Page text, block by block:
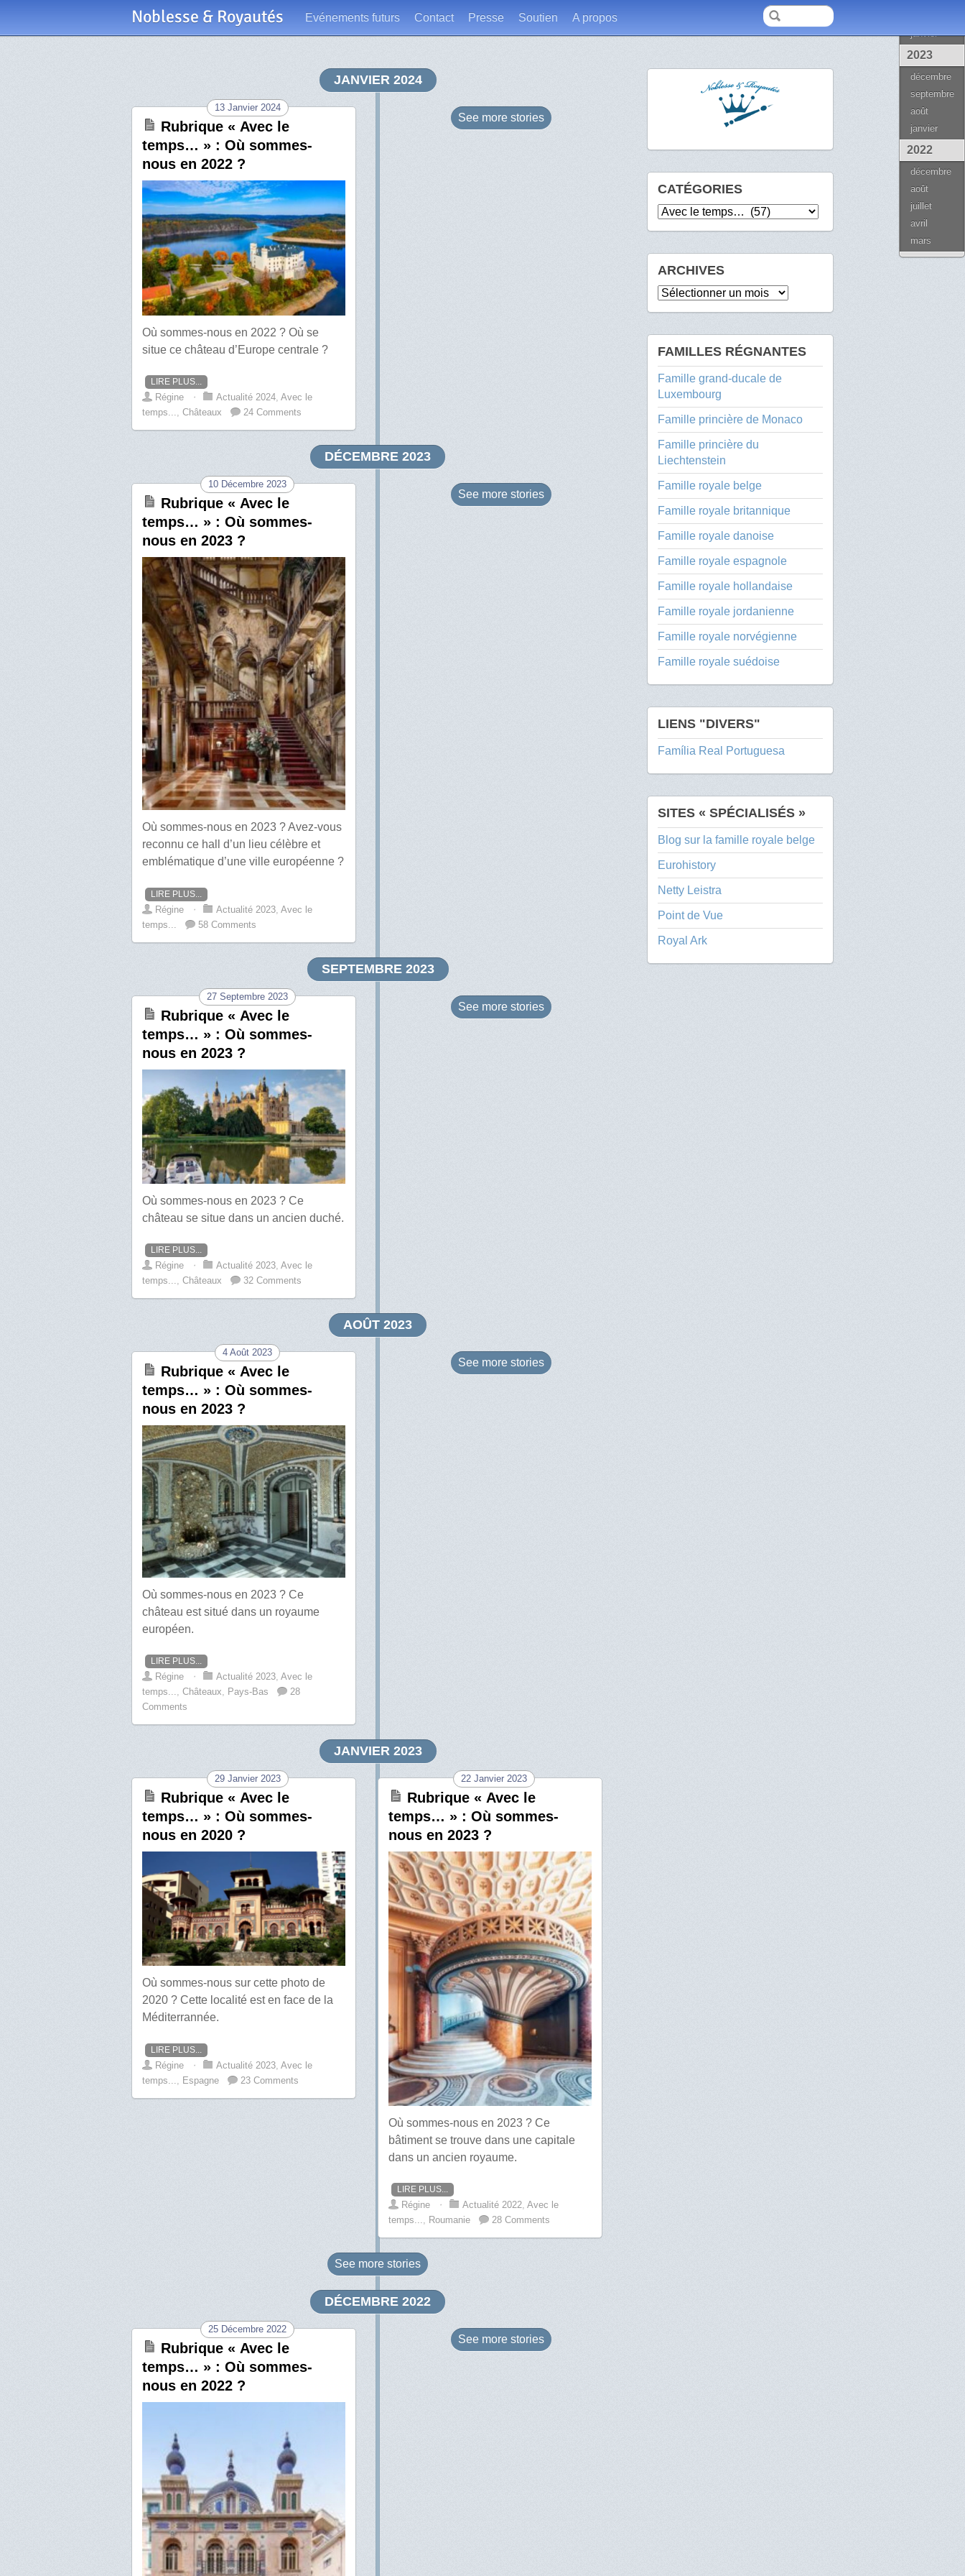
Noblesse & Royautés Evénements futurs Contact Presse Soutien A propos
janvier
2023
décembre
septembre
août
janvier
2022
décembre
août
juillet
avril
mars
JANVIER 2024
13 Janvier 2024
Rubrique « Avec le
temps… » : Où sommes-
nous en 2022 ?
Où sommes-nous en 2022 ? Où se
situe ce château d’Europe centrale ?
LIRE PLUS...
Régine ⋅ Actualité 2024, Avec le
temps..., Châteaux 24 Comments
See more stories
DÉCEMBRE 2023
10 Décembre 2023
Rubrique « Avec le
temps… » : Où sommes-
nous en 2023 ?
Où sommes-nous en 2023 ? Avez-vous
reconnu ce hall d’un lieu célèbre et
emblématique d’une ville européenne ?
LIRE PLUS...
Régine ⋅ Actualité 2023 Avec le
temps...
58 Comments
See more stories
SEPTEMBRE 2023
27 Septembre 2023
Rubrique « Avec le
temps… » : Où sommes-
nous en 2023 ?
Où sommes-nous en 2023 ? Ce
château se situe dans un ancien duché.
LIRE PLUS...
Régine ⋅ Actualité 2023 Avec le
temps...
Châteaux 32 Comments
See more stories
AOÛT 2023
4 Août 2023
Rubrique « Avec le
temps… » : Où sommes-
nous en 2023 ?
Où sommes-nous en 2023 ? Ce
château est situé dans un royaume
européen.
LIRE PLUS...
Régine ⋅ Actualité 2023, Avec le
temps..., Châteaux, Pays-Bas
28
Comments
See more stories
JANVIER 2023
29 Janvier 2023
Rubrique « Avec le
temps… » : Où sommes-
nous en 2020 ?
Où sommes-nous sur cette photo de
2020 ? Cette localité est en face de la
Méditerrannée.
LIRE PLUS...
Régine ⋅ Actualité 2023 Avec le
temps...
Espagne 23 Comments
22 Janvier 2023
Rubrique « Avec le
temps… » : Où sommes-
nous en 2023 ?
Où sommes-nous en 2023 ? Ce
bâtiment se trouve dans une capitale
dans un ancien royaume.
LIRE PLUS...
Régine ⋅ Actualité 2022, Avec le
temps..., Roumanie 28 Comments
See more stories
DÉCEMBRE 2022
25 Décembre 2022
Rubrique « Avec le
temps… » : Où sommes-
nous en 2022 ?
See more stories
CATÉGORIES
Catégories
ARCHIVES
Archives
FAMILLES RÉGNANTES
Famille grand-ducale de
Luxembourg
Famille princière de Monaco
Famille princière du
Liechtenstein
Famille royale belge
Famille royale britannique
Famille royale danoise
Famille royale espagnole
Famille royale hollandaise
Famille royale jordanienne
Famille royale norvégienne
Famille royale suédoise
LIENS "DIVERS"
Família Real Portuguesa
SITES « SPÉCIALISÉS »
Blog sur la famille royale belge
Eurohistory
Netty Leistra
Point de Vue
Royal Ark